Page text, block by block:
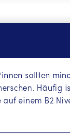
sollten
Häufig
auf einem B2